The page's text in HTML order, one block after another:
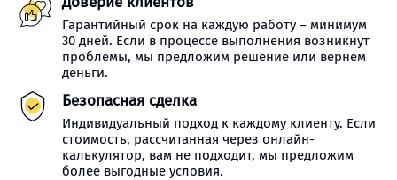
Гарантийный срок на каждую работу – минимум
30 дней. Если в процессе выполнения возникнут
проблемы, мы предложим решение или вернем
деньги.
Безопасная сделка
Индивидуальный подход к каждому клиенту. Если
стоимость, рассчитанная через онлайн-
калькулятор, вам не подходит, мы предложим
более выгодные условия.